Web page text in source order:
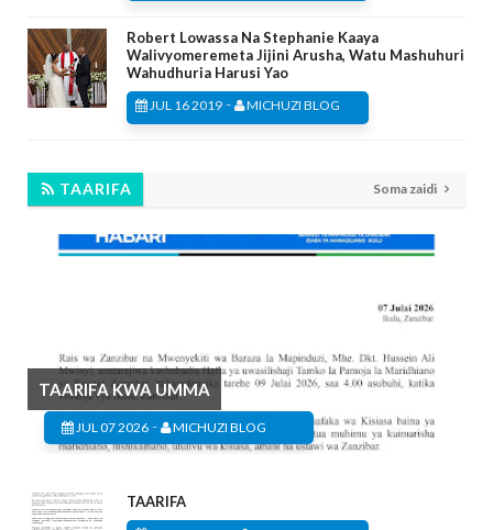
Robert Lowassa Na Stephanie Kaaya
Walivyomeremeta Jijini Arusha, Watu Mashuhuri
Wahudhuria Harusi Yao
JUL 16 2019 - MICHUZI BLOG
TAARIFA Soma zaidi
TAARIFA KWA UMMA
JUL 07 2026 - MICHUZI BLOG
TAARIFA